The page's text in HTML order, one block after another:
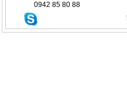
0942 85 80 88